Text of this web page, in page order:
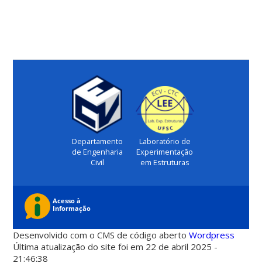
Departamento
de Engenharia
Civil
Laboratório de
Experimentação
em Estruturas
Desenvolvido com o CMS de código abertoWordpress
Última atualização do site foi em 22 de abril 2025 -
21:46:38